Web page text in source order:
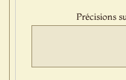
Précisions